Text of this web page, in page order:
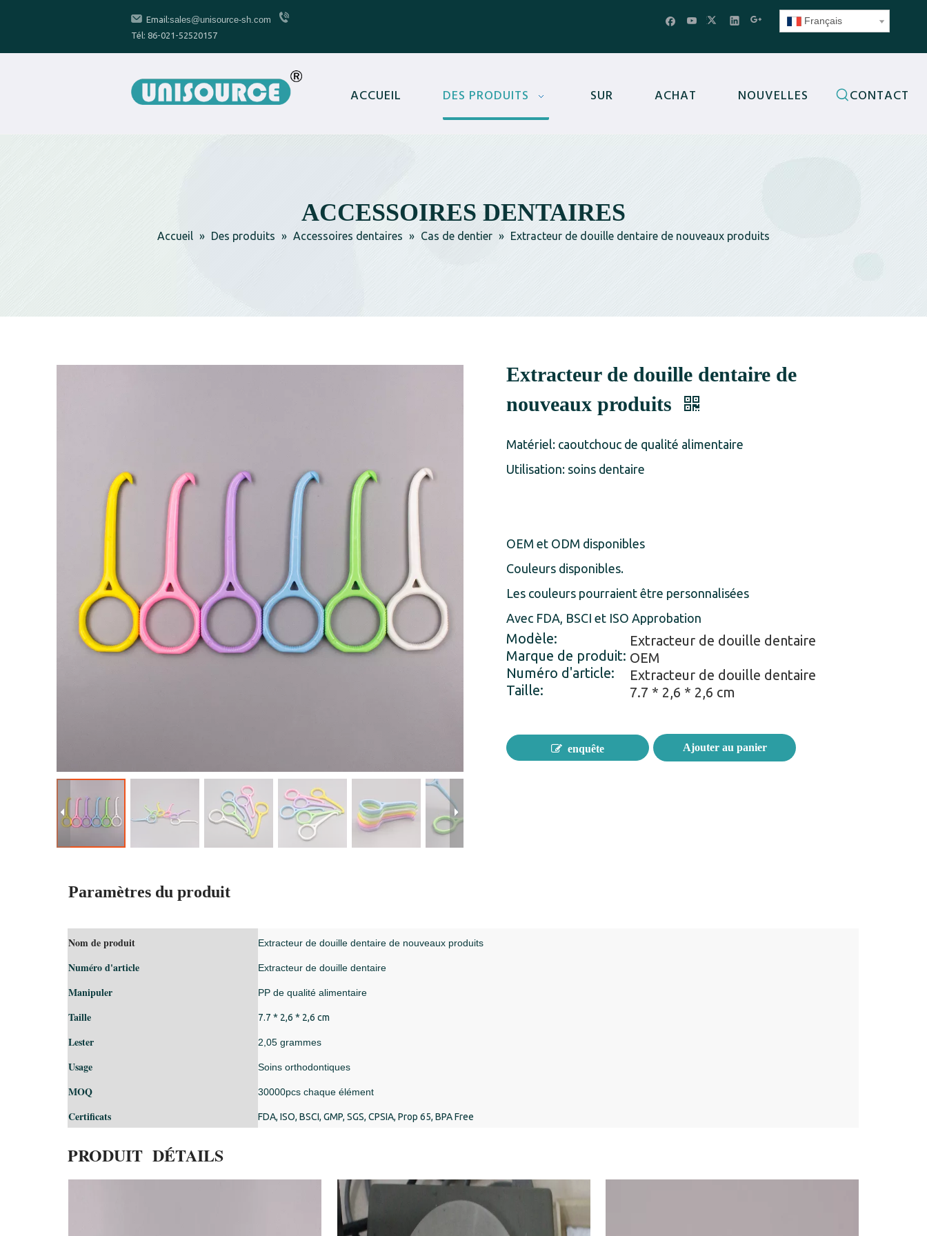
Email:sales@unisource-sh.com
Tél: 86-021-52520157
Français
ACCUEIL DES PRODUITS SUR ACHAT NOUVELLES CONTACT
ACCESSOIRES DENTAIRES
Accueil » Des produits » Accessoires dentaires » Cas de dentier » Extracteur de douille dentaire de nouveaux produits
Extracteur de douille dentaire de
nouveaux produits
Matériel: caoutchouc de qualité alimentaire
Utilisation: soins dentaire
OEM et ODM disponibles
Couleurs disponibles.
Les couleurs pourraient être personnalisées
Avec FDA, BSCI et ISO Approbation
Modèle:
Extracteur de douille dentaire
Marque de produit: OEM
Numéro d'article:
Extracteur de douille dentaire
Taille:
7.7 * 2,6 * 2,6 cm
enquête Ajouter au panier
Paramètres du produit
Nom de produit Extracteur de douille dentaire de nouveaux produits
Numéro d'article Extracteur de douille dentaire
Manipuler PP de qualité alimentaire
Taille 7.7 * 2,6 * 2,6 cm
Lester 2,05 grammes
Usage Soins orthodontiques
MOQ 30000pcs chaque élément
Certificats FDA, ISO, BSCI, GMP, SGS, CPSIA, Prop 65, BPA Free
PRODUIT DÉTAILS